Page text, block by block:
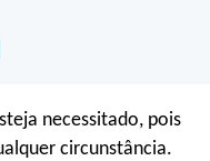
necessitado, pois
circunstância.